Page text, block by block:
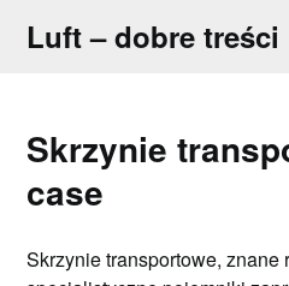
Luft – dobre treści
Skrzynie
case
Skrzynie transportowe,